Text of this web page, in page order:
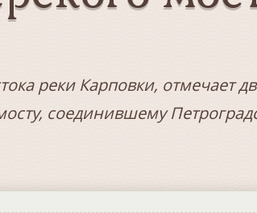
реки Карповки, отмечает
соединившему